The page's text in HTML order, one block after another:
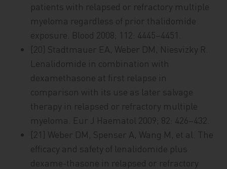
patients with relapsed or refractory multiple
myeloma regardless of prior thalidomide
exposure. Blood 2008; 112: 4445–4451.
[20] Stadtmauer EA, Weber DM, Niesvizky R.
Lenalidomide in combination with
dexamethasone at first relapse in
comparison with its use as later salvage
therapy in relapsed or refractory multiple
myeloma. Eur J Haematol 2009; 82: 426–432.
[21] Weber DM, Spenser A, Wang M, et al. The
efficacy and safety of lenalidomide plus
dexame-thasone in relapsed or refractory